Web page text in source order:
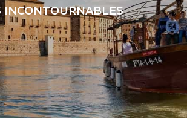
INCONTOURNABLES